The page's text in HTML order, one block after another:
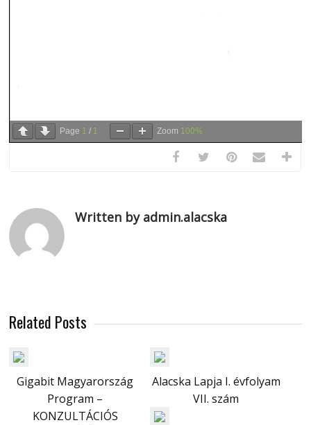
Page 1 / 1 Zoom 100%
Written by admin.alacska
Related Posts
Gigabit Magyarország
Program –
KONZULTÁCIÓS
Alacska Lapja I. évfolyam
VII. szám